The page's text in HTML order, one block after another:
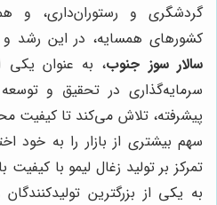
گردشگری و رستوران‌داری، و
کشورهای همسایه، در این رشد
سالار سوز جنوب، به عنوان یکی
سرمایه‌گذاری در تحقیق و
پیشرفته، تلاش می‌کند تا کیفیت
سهم بیشتری از بازار را به
تمرکز بر تولید زغال لیمو با
به یکی از بزرگترین